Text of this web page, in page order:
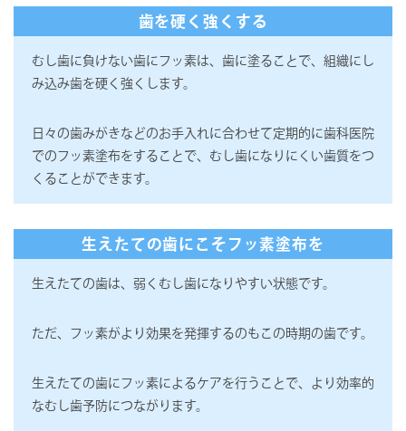
歯を硬く強くする
むし歯に負けない歯にフッ素は、歯に塗ることで、組織にし
み込み歯を硬く強くします。
日々の歯みがきなどのお手入れに合わせて定期的に歯科医院
でのフッ素塗布をすることで、むし歯になりにくい歯質をつ
くることができます。
生えたての歯にこそフッ素塗布を
生えたての歯は、弱くむし歯になりやすい状態です。
ただ、フッ素がより効果を発揮するのもこの時期の歯です。
生えたての歯にフッ素によるケアを行うことで、より効率的
なむし歯予防につながります。